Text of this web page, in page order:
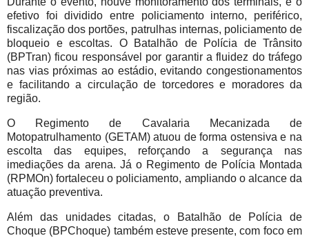
efetivo foi dividido entre policiamento interno, periférico,
fiscalização dos portões, patrulhas internas, policiamento de
bloqueio e escoltas. O Batalhão de Polícia de Trânsito
(BPTran) ficou responsável por garantir a fluidez do tráfego
nas vias próximas ao estádio, evitando congestionamentos
e facilitando a circulação de torcedores e moradores da
região.
O Regimento de Cavalaria Mecanizada de
Motopatrulhamento (GETAM) atuou de forma ostensiva e na
escolta das equipes, reforçando a segurança nas
imediações da arena. Já o Regimento de Polícia Montada
(RPMOn) fortaleceu o policiamento, ampliando o alcance da
atuação preventiva.
Além das unidades citadas, o Batalhão de Polícia de
Choque (BPChoque) também esteve presente, com foco em